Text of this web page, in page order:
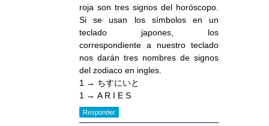
roja son tres signos del horóscopo.
Si se usan los símbolos en un
teclado japones, los
correspondiente a nuestro teclado
nos darán tres nombres de signos
del zodiaco en ingles.
1 → ちすにいと
1 → A R I E S
Responder